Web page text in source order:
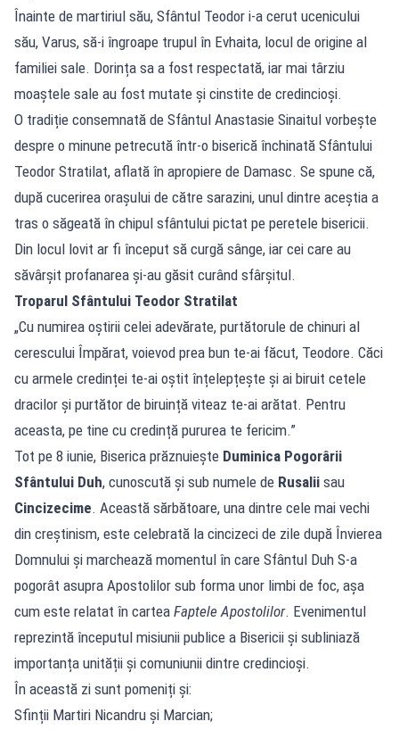
Înainte de martiriul său, Sfântul Teodor i-a cerut ucenicului
său, Varus, să-i îngroape trupul în Evhaita, locul de origine al
familiei sale. Dorința sa a fost respectată, iar mai târziu
moaștele sale au fost mutate și cinstite de credincioși.
O tradiție consemnată de Sfântul Anastasie Sinaitul vorbește
despre o minune petrecută într-o biserică închinată Sfântului
Teodor Stratilat, aflată în apropiere de Damasc. Se spune că,
după cucerirea orașului de către sarazini, unul dintre aceștia a
tras o săgeată în chipul sfântului pictat pe peretele bisericii.
Din locul lovit ar fi început să curgă sânge, iar cei care au
săvârșit profanarea și-au găsit curând sfârșitul.
Troparul Sfântului Teodor Stratilat
„Cu numirea oștirii celei adevărate, purtătorule de chinuri al
cerescului Împărat, voievod prea bun te-ai făcut, Teodore. Căci
cu armele credinței te-ai oștit înțelepțește și ai biruit cetele
dracilor și purtător de biruință viteaz te-ai arătat. Pentru
aceasta, pe tine cu credință pururea te fericim.”
Tot pe 8 iunie, Biserica prăznuiește Duminica Pogorârii
Sfântului Duh, cunoscută și sub numele de Rusalii sau
Cincizecime. Această sărbătoare, una dintre cele mai vechi
din creștinism, este celebrată la cincizeci de zile după Învierea
Domnului și marchează momentul în care Sfântul Duh S-a
pogorât asupra Apostolilor sub forma unor limbi de foc, așa
cum este relatat în cartea Faptele Apostolilor. Evenimentul
reprezintă începutul misiunii publice a Bisericii și subliniază
importanța unității și comuniunii dintre credincioși.
În această zi sunt pomeniți și:
Sfinții Martiri Nicandru și Marcian;